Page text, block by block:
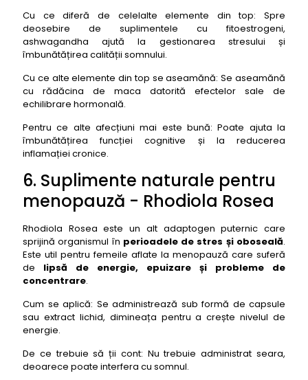
Cu ce diferă de celelalte elemente din top: Spre
deosebire de suplimentele cu fitoestrogeni,
ashwagandha ajută la gestionarea stresului și
îmbunătățirea calității somnului.
Cu ce alte elemente din top se aseamănă: Se aseamănă
cu rădăcina de maca datorită efectelor sale de
echilibrare hormonală.
Pentru ce alte afecțiuni mai este bună: Poate ajuta la
îmbunătățirea funcției cognitive și la reducerea
inflamației cronice.
6. Suplimente naturale pentru
menopauză - Rhodiola Rosea
Rhodiola Rosea este un alt adaptogen puternic care
sprijină organismul în perioadele de stres și oboseală.
Este util pentru femeile aflate la menopauză care suferă
de lipsă de energie, epuizare și probleme de
concentrare.
Cum se aplică: Se administrează sub formă de capsule
sau extract lichid, dimineața pentru a crește nivelul de
energie.
De ce trebuie să ții cont: Nu trebuie administrat seara,
deoarece poate interfera cu somnul.